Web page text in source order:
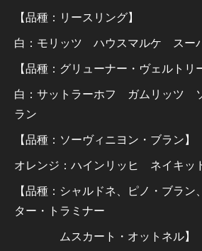
【品種：リースリング】
白：モリッツ ハウスマルケ スー
【品種：グリューナー・ヴェルトリ
白：サットラーホフ ガムリッツ
ラン
【品種：ソーヴィニヨン・ブラン】
オレンジ：ハインリッヒ ネイキッ
【品種：シャルドネ、ピノ・ブラ
ター・トラミナー
ムスカート・オットネル】